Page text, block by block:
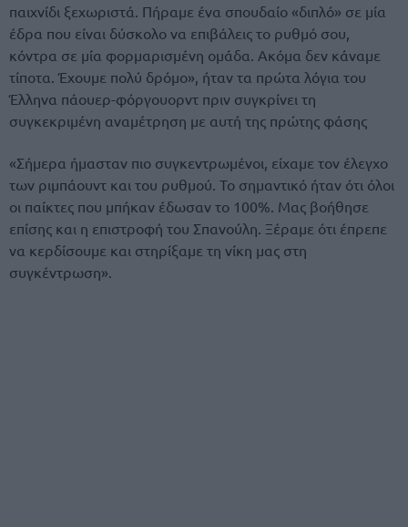
παιχνίδι ξεχωριστά. Πήραμε ένα σπουδαίο «διπλό» σε μία
έδρα που είναι δύσκολο να επιβάλεις το ρυθμό σου,
κόντρα σε μία φορμαρισμένη ομάδα. Ακόμα δεν κάναμε
τίποτα. Έχουμε πολύ δρόμο», ήταν τα πρώτα λόγια του
Έλληνα πάουερ-φόργουορντ πριν συγκρίνει τη
συγκεκριμένη αναμέτρηση με αυτή της πρώτης φάσης
«Σήμερα ήμασταν πιο συγκεντρωμένοι, είχαμε τον έλεγχο
των ριμπάουντ και του ρυθμού. Το σημαντικό ήταν ότι όλοι
οι παίκτες που μπήκαν έδωσαν το 100%. Μας βοήθησε
επίσης και η επιστροφή του Σπανούλη. Ξέραμε ότι έπρεπε
να κερδίσουμε και στηρίξαμε τη νίκη μας στη
συγκέντρωση».